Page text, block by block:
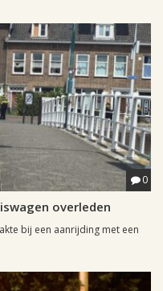
0
overleden
bij een aanrijding met een